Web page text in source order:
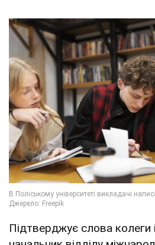
Підтверджує слова колеги